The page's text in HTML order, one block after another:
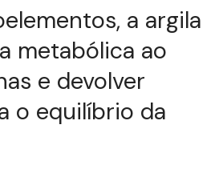
a argila
metabólica ao
e devolver
o equilíbrio da